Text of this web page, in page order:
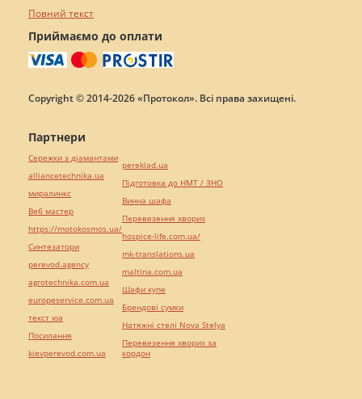
Повний текст
Приймаємо до оплати
Copyright © 2014-2026 «Протокол». Всі права захищені.
Партнери
Сережки з діамантами
alliancetechnika.ua
миралинкс
Веб мастер
https://motokosmos.ua/
Синтезатори
perevod.agency
agrotechnika.com.ua
europeservice.com.ua
текст юа
Посилання
kievperevod.com.ua
pereklad.ua
Підготовка до НМТ / ЗНО
Винна шафа
Перевезення хворих
hospice-life.com.ua/
mk-translations.ua
maltina.com.ua
Шафи купе
Брендові сумки
Натяжні стелі Nova Stelya
Перевезення хворих за
кордон